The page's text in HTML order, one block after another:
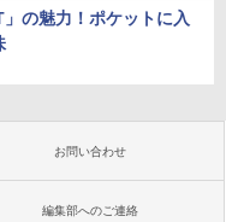
の魅力！ポケットに入
お問い合わせ
編集部へのご連絡